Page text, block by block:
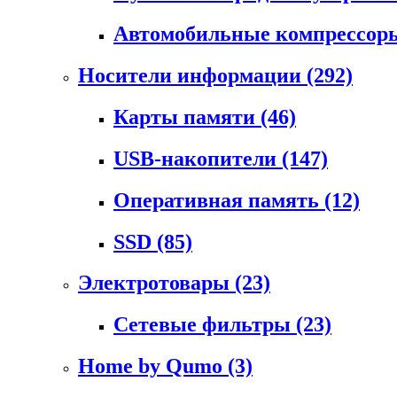
Автомобильные
Носители информации (292)
Карты памяти (46)
USB-накопители (147)
Оперативная память (12)
SSD (85)
Электротовары (23)
Сетевые фильтры (23)
Home by Qumo (3)